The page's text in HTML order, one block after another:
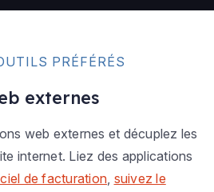
PRÉFÉRÉS
externes
web externes et décuplez les
internet. Liez des applications
de facturation, suivez le